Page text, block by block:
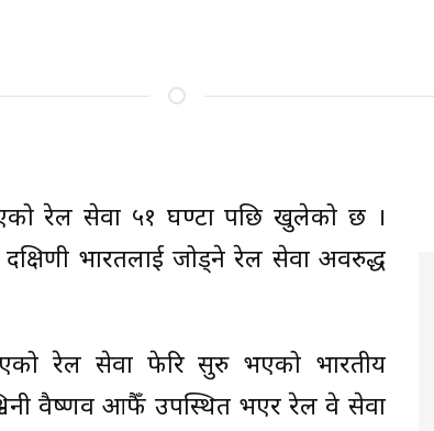
रेल सेवा ५१ घण्टा पछि खुलेको छ ।
भारतलाई जोड्ने रेल सेवा अवरुद्ध
रेल सेवा फेरि सुरु भएको भारतीय
वैष्णव आफैँ उपस्थित भएर रेल वे सेवा